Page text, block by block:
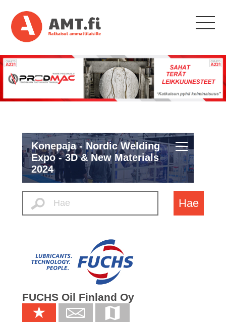
Konepaja - Nordic Welding
Expo - 3D & New Materials
2024
Hae
FUCHS Oil Finland Oy